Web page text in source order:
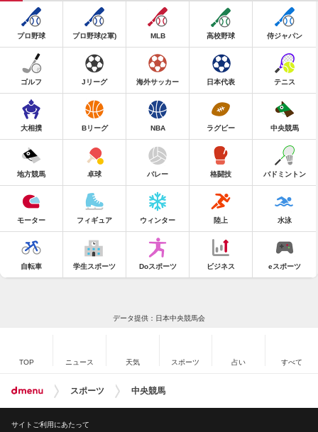
プロ野球 プロ野球(2軍) MLB 高校野球 侍ジャパン
ゴルフ Jリーグ 海外サッカー 日本代表 テニス
大相撲 Bリーグ NBA ラグビー 中央競馬
地方競馬 卓球 バレー 格闘技 バドミントン
モーター フィギュア ウィンター 陸上 水泳
自転車 学生スポーツ Doスポーツ ビジネス eスポーツ
データ提供：日本中央競馬会
TOP ニュース 天気 スポーツ 占い すべて
スポーツ 中央競馬
サイトご利用にあたって